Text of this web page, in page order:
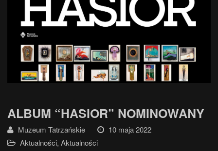
ALBUM “HASIOR” NOMINOWANY
Muzeum Tatrzańskie
10 maja 2022
Aktualności, Aktualności